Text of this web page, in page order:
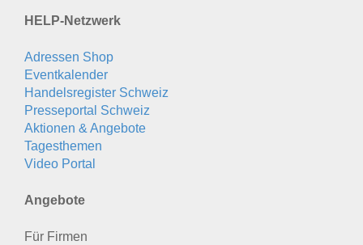
HELP-Netzwerk
Adressen Shop
Eventkalender
Handelsregister Schweiz
Presseportal Schweiz
Aktionen & Angebote
Tagesthemen
Video Portal
Angebote
Für Firmen